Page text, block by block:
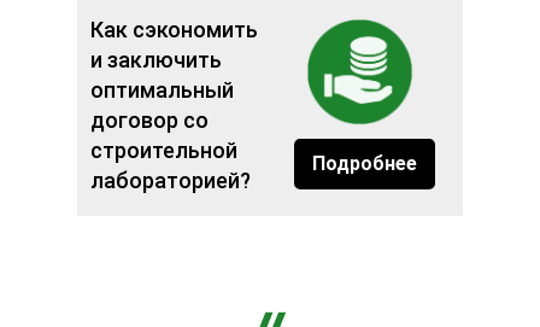
Как сэкономить
и заключить
оптимальный
договор со
строительной
лабораторией?
Подробнее